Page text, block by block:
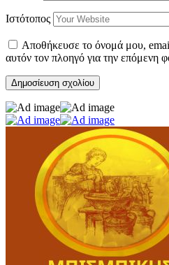
Ιστότοπος
Αποθήκευσε το όνομά μου,
αυτόν τον πλοηγό για την επόμενη